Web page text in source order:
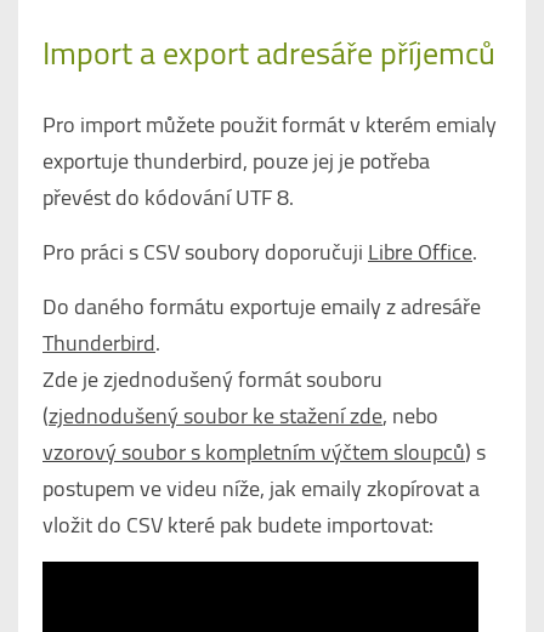
Import a export adresáře příjemců
Pro import můžete použit formát v kterém emialy
exportuje thunderbird, pouze jej je potřeba
převést do kódování UTF 8.
Pro práci s CSV soubory doporučuji Libre Office.
Do daného formátu exportuje emaily z adresáře
Thunderbird.
Zde je zjednodušený formát souboru
(zjednodušený soubor ke stažení zde, nebo
vzorový soubor s kompletním výčtem sloupců) s
postupem ve videu níže, jak emaily zkopírovat a
vložit do CSV které pak budete importovat: